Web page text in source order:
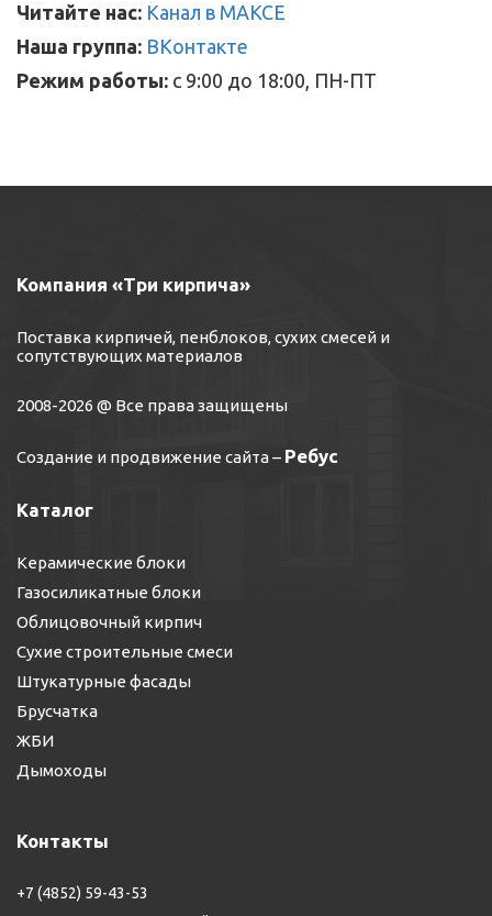
Читайте нас: Канал в МАКСЕ
Наша группа: ВКонтакте
Режим работы: с 9:00 до 18:00, ПН-ПТ
Компания «Три кирпича»
Поставка кирпичей, пенблоков, сухих смесей и
сопутствующих материалов
2008-2026 @ Все права защищены
Создание и продвижение сайта– Ребус
Каталог
Керамические блоки
Газосиликатные блоки
Облицовочный кирпич
Сухие строительные смеси
Штукатурные фасады
Брусчатка
ЖБИ
Дымоходы
Контакты
+7 (4852) 59-43-53